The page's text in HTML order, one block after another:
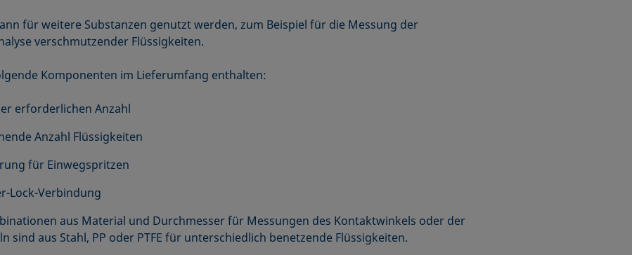
für weitere Substanzen genutzt werden, zum Beispiel für die Messung der
verschmutzender Flüssigkeiten.
Komponenten im Lieferumfang enthalten:
erforderlichen Anzahl
Anzahl Flüssigkeiten
für Einwegspritzen
Lock-Verbindung
aus Material und Durchmesser für Messungen des Kontaktwinkels oder der
sind aus Stahl, PP oder PTFE für unterschiedlich benetzende Flüssigkeiten.